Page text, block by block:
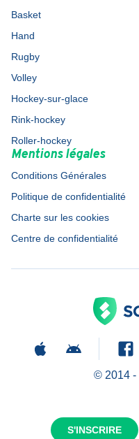
S'INSCRIRE
Basket
Hand
Rugby
Volley
Hockey-sur-glace
Rink-hockey
Roller-hockey
Mentions légales
Conditions Générales
Politique de confidentialité
Charte sur les cookies
Centre de confidentialité
© 2014 -